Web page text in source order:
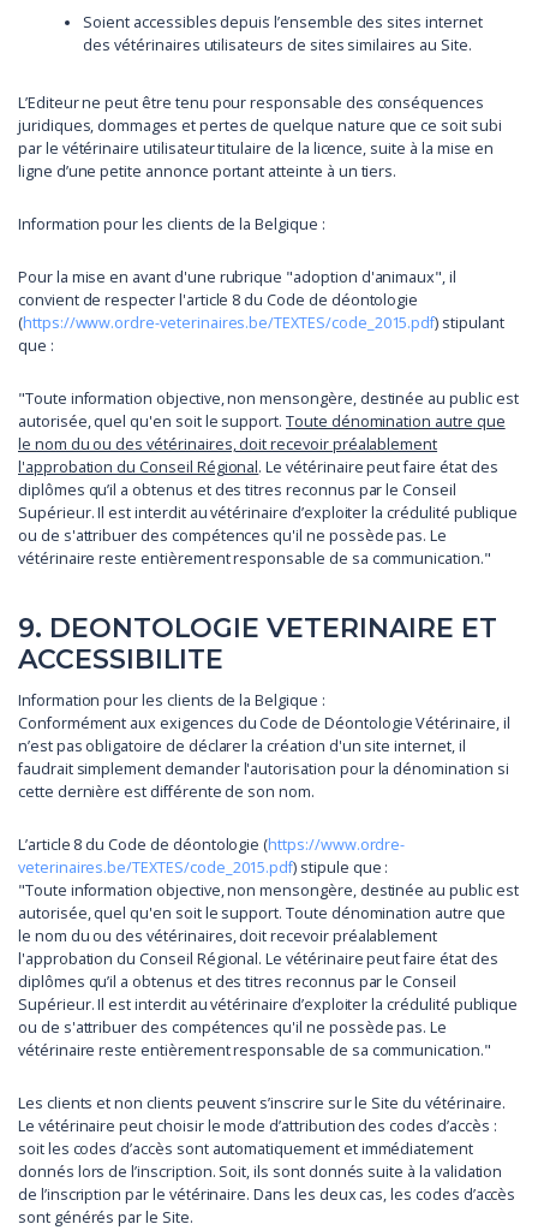
Soient accessibles depuis l’ensemble des sites internet
des vétérinaires utilisateurs de sites similaires au Site.
L’Editeur ne peut être tenu pour responsable des conséquences
juridiques, dommages et pertes de quelque nature que ce soit subi
par le vétérinaire utilisateur titulaire de la licence, suite à la mise en
ligne d’une petite annonce portant atteinte à un tiers.
Information pour les clients de la Belgique :
Pour la mise en avant d'une rubrique "adoption d'animaux", il
convient de respecter l'article 8 du Code de déontologie
(https://www.ordre-veterinaires.be/TEXTES/code_2015.pdf) stipulant
que :
"Toute information objective, non mensongère, destinée au public est
autorisée, quel qu'en soit le support.Toute dénomination autre que
le nom du ou des vétérinaires, doit recevoir préalablement
l'approbation du Conseil Régional. Le vétérinaire peut faire état des
diplômes qu’il a obtenus et des titres reconnus par le Conseil
Supérieur. Il est interdit au vétérinaire d’exploiter la crédulité publique
ou de s'attribuer des compétences qu'il ne possède pas. Le
vétérinaire reste entièrement responsable de sa communication."
9. DEONTOLOGIE VETERINAIRE ET
ACCESSIBILITE
Information pour les clients de la Belgique :
Conformément aux exigences du Code de Déontologie Vétérinaire, il
n’est pas obligatoire de déclarer la création d'un site internet, il
faudrait simplement demander l'autorisation pour la dénomination si
cette dernière est différente de son nom.
L’article 8 du Code de déontologie (https://www.ordre-
veterinaires.be/TEXTES/code_2015.pdf) stipule que :
"Toute information objective, non mensongère, destinée au public est
autorisée, quel qu'en soit le support. Toute dénomination autre que
le nom du ou des vétérinaires, doit recevoir préalablement
l'approbation du Conseil Régional. Le vétérinaire peut faire état des
diplômes qu’il a obtenus et des titres reconnus par le Conseil
Supérieur. Il est interdit au vétérinaire d’exploiter la crédulité publique
ou de s'attribuer des compétences qu'il ne possède pas. Le
vétérinaire reste entièrement responsable de sa communication."
Les clients et non clients peuvent s’inscrire sur le Site du vétérinaire.
Le vétérinaire peut choisir le mode d’attribution des codes d’accès :
soit les codes d’accès sont automatiquement et immédiatement
donnés lors de l’inscription. Soit, ils sont donnés suite à la validation
de l’inscription par le vétérinaire. Dans les deux cas, les codes d’accès
sont générés par le Site.